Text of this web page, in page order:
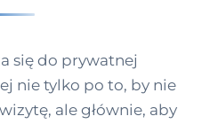
się do prywatnej
nie tylko po to, by nie
ale głównie, aby